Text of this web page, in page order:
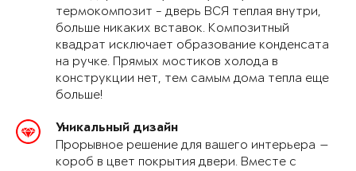
термокомпозит - дверь ВСЯ теплая внутри,
больше никаких вставок. Композитный
квадрат исключает образование конденсата
на ручке. Прямых мостиков холода в
конструкции нет, тем самым дома тепла еще
больше!
Уникальный дизайн
Прорывное решение для вашего интерьера —
короб в цвет покрытия двери. Вместе с